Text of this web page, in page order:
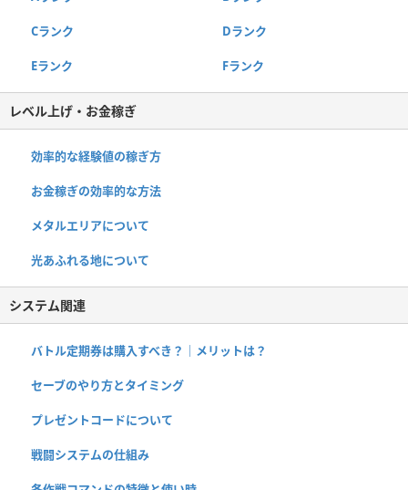
Cランク Dランク
Eランク Fランク
レベル上げ・お金稼ぎ
効率的な経験値の稼ぎ方
お金稼ぎの効率的な方法
メタルエリアについて
光あふれる地について
システム関連
バトル定期券は購入すべき？｜メリットは？
セーブのやり方とタイミング
プレゼントコードについて
戦闘システムの仕組み